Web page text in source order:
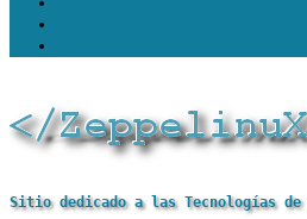
Sitio dedicado a las Tecnologías